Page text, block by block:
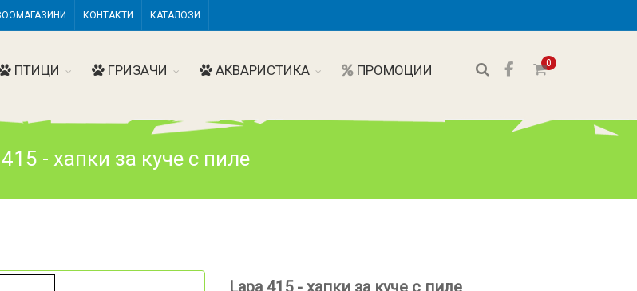
КОНТАКТИ КАТАЛОЗИ
0
ПТИЦИ ГРИЗАЧИ АКВАРИСТИКА ПРОМОЦИИ
- хапки за куче с пиле
Lapa 415 - хапки за куче с пиле